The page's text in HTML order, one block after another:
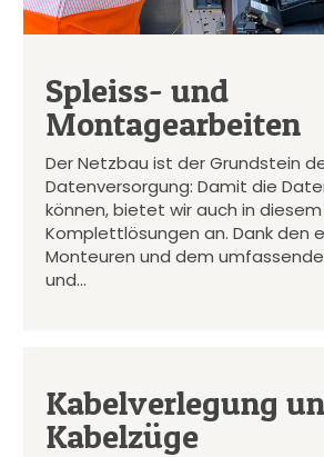
Spleiss- und
Montagearbeiten
Der Netzbau ist der Grundstein
Datenversorgung: Damit die
können, bietet wir auch in diesem
Komplettlösungen an. Dank den
Monteuren und dem
und…
Kabelverlegung
Kabelzüge